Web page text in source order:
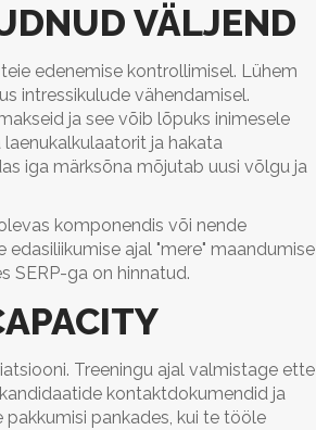
VÄLJEND
edenemise kontrollimisel. Lühem
intressikulude vähendamisel.
ja see võib lõpuks inimesele
ja hakata
iga märksõna mõjutab uusi võlgu ja
komponendis või nende
ajal "mere" maandumise
SERP-ga on hinnatud.
Treeningu ajal valmistage ette
kontaktdokumendid ja
pankades, kui te tööle